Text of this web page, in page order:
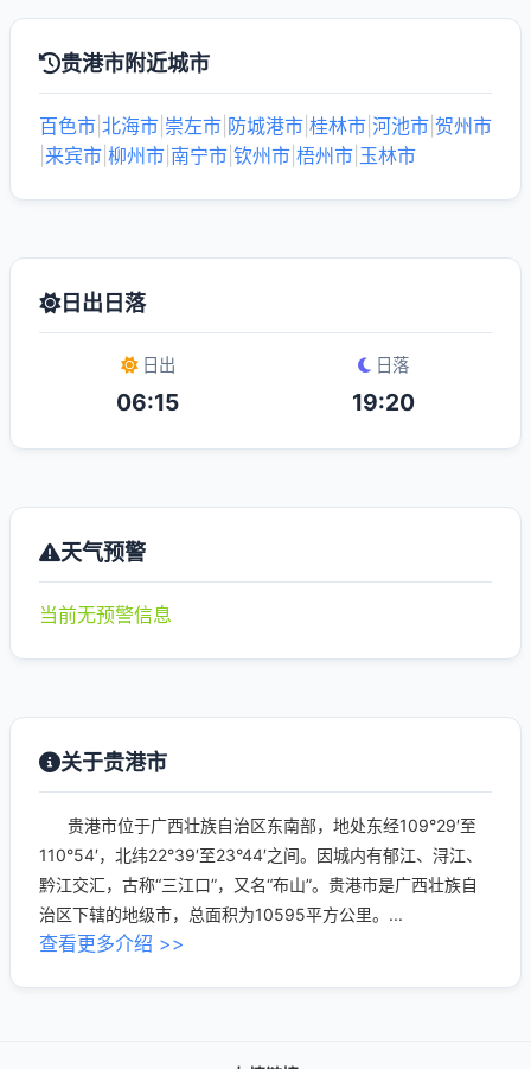
贵港市附近城市
百色市 北海市 崇左市 防城港市 桂林市 河池市 贺州市
来宾市 柳州市 南宁市 钦州市 梧州市 玉林市
日出日落
日出
06:15
日落
19:20
天气预警
当前无预警信息
关于贵港市
贵港市位于广西壮族自治区东南部，地处东经109°29′至
110°54′，北纬22°39′至23°44′之间。因城内有郁江、浔江、
黔江交汇，古称“三江口”，又名“布山”。贵港市是广西壮族自
治区下辖的地级市，总面积为10595平方公里。...
查看更多介绍 >>